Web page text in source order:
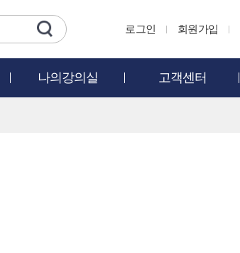
로그인 회원가입
나의강의실 고객센터